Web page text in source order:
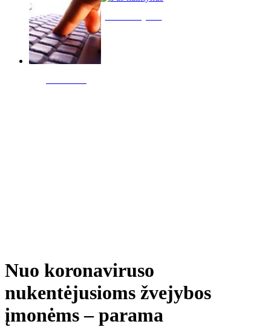
Nuo koronaviruso
nukentėjusioms žvejybos
įmonėms – parama